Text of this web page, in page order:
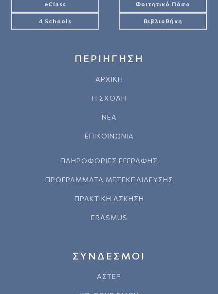
eClass Φοιτητικό Πάσο
4 Schools Βιβλιοθήκη
ΠΕΡΙΗΓΗΣΗ
ΑΡΧΙΚΗ
Η ΣΧΟΛΗ
ΝΕΑ
ΕΠΙΚΟΙΝΩΝΙΑ
ΠΛΗΡΟΦΟΡΙΕΣ ΕΓΓΡΑΦΗΣ
ΠΡΟΓΡΑΜΜΑΤΑ ΜΕΤΕΚΠΑΙΔΕΥΣΗΣ
ΠΡΑΚΤΙΚΗ ΑΣΚΗΣΗ
ERASMUS
ΣΥΝΔΕΣΜΟΙ
ΑΣΤΕΡ